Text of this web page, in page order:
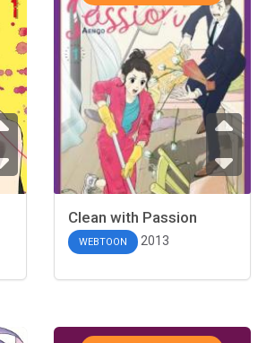
Clean with Passion
WEBTOON 2013